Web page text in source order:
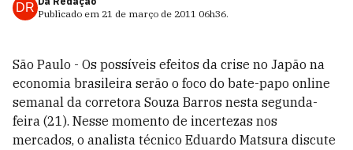
DR Publicado em 21 de março de 2011 06h36.
São Paulo - Os possíveis efeitos da crise no Japão na
economia brasileira serão o foco do bate-papo online
semanal da corretora Souza Barros nesta segunda-
feira (21). Nesse momento de incertezas nos
mercados, o analista técnico Eduardo Matsura discute